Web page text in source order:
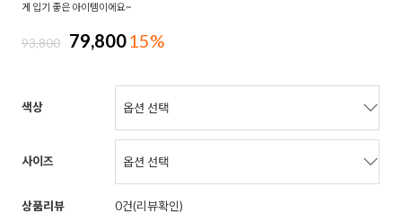
게 입기 좋은 아이템이에요~
93,800 79,80015%
색상
사이즈
상품리뷰 0